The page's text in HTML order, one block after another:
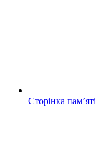
Сторінка памʼяті